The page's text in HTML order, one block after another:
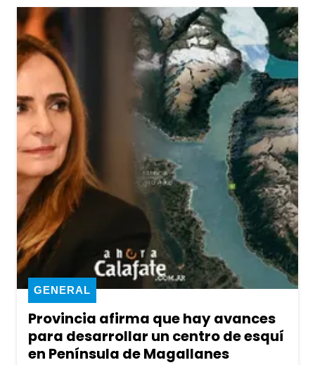
Provincia afirma que hay avances
para desarrollar un centro de esquí
en Península de Magallanes
GENERAL